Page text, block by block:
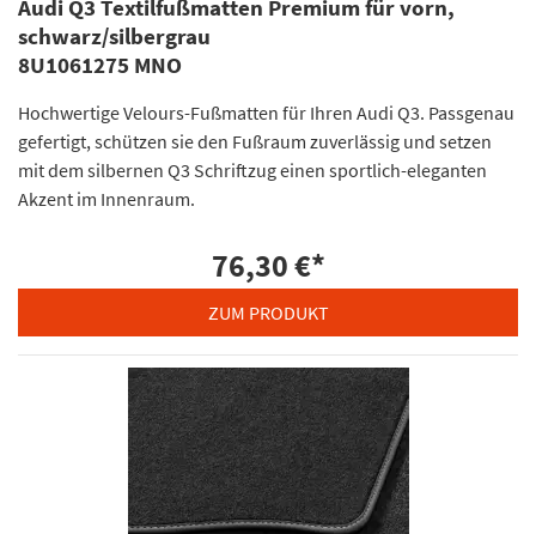
Audi Q3 Textilfußmatten Premium für vorn,
schwarz/silbergrau
8U1061275 MNO
Hochwertige Velours-Fußmatten für Ihren Audi Q3. Passgenau
gefertigt, schützen sie den Fußraum zuverlässig und setzen
mit dem silbernen Q3 Schriftzug einen sportlich-eleganten
Akzent im Innenraum.
76,30 €*
ZUM PRODUKT